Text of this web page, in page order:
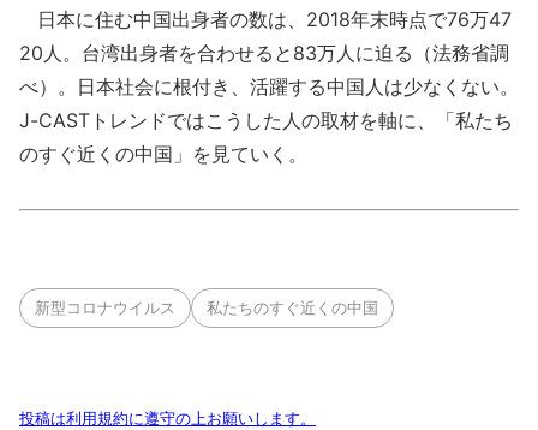
日本に住む中国出身者の数は、2018年末時点で76万47
20人。台湾出身者を合わせると83万人に迫る（法務省調
べ）。日本社会に根付き、活躍する中国人は少なくない。
J-CASTトレンドではこうした人の取材を軸に、「私たち
のすぐ近くの中国」を見ていく。
新型コロナウイルス 私たちのすぐ近くの中国